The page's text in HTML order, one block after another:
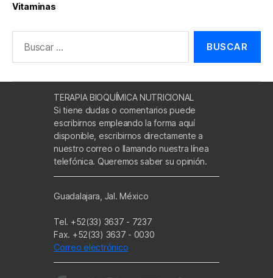
Vitaminas
TERAPIA BIOQUÍMICA NUTRICIONAL
Si tiene dudas o comentarios puede
escribirnos empleando la forma aquí
disponible, escribirnos directamente a
nuestro correo o llamando nuestra línea
telefónica. Queremos saber su opinión.
Guadalajara, Jal. México
Tel. +52(33) 3637 - 7237
Fax. +52(33) 3637 - 0030
Correo electrónico